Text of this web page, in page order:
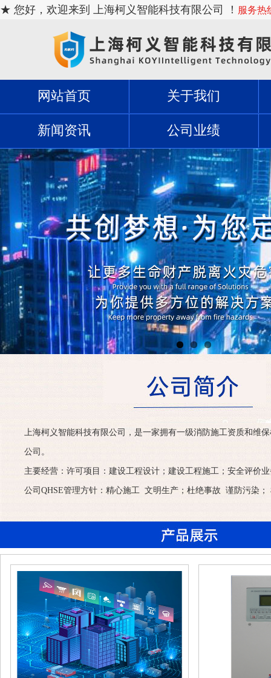
★ 您好，欢迎来到 上海柯义智能科技有限公司 ！ 服务热
网站首页 关于我们
新闻资讯 公司业绩
上海柯义智能科技有限公司，是一家拥有一级消防施工资质和维
公司。
主要经营：许可项目：建设工程设计；建设工程施工；安全评价
公司QHSE管理方针：精心施工 文明生产；杜绝事故 谨防污染